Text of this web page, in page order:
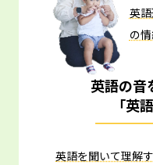
英
の
英語の音
「英
英語を聞いて理解